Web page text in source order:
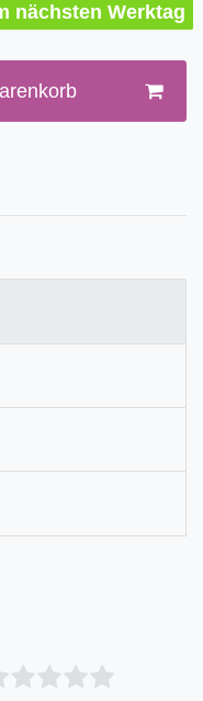
nächsten Werktag